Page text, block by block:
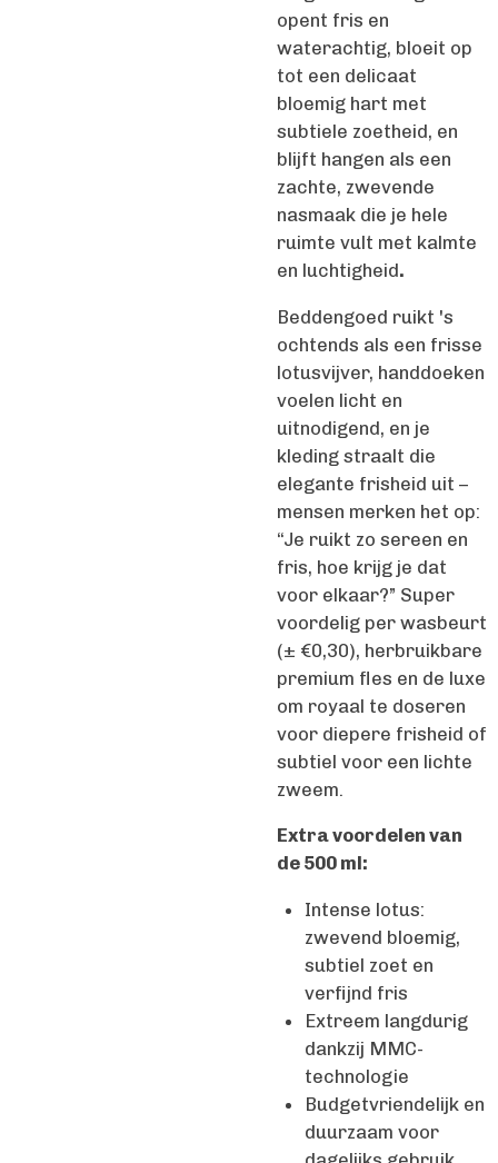
opent fris en
waterachtig, bloeit op
tot een delicaat
bloemig hart met
subtiele zoetheid, en
blijft hangen als een
zachte, zwevende
nasmaak die je hele
ruimte vult met kalmte
en luchtigheid.
Beddengoed ruikt 's
ochtends als een frisse
lotusvijver, handdoeken
voelen licht en
uitnodigend, en je
kleding straalt die
elegante frisheid uit –
mensen merken het op:
“Je ruikt zo sereen en
fris, hoe krijg je dat
voor elkaar?” Super
voordelig per wasbeurt
(± €0,30), herbruikbare
premium fles en de luxe
om royaal te doseren
voor diepere frisheid of
subtiel voor een lichte
zweem.
Extra voordelen van
de 500 ml:
Intense lotus:
zwevend bloemig,
subtiel zoet en
verfijnd fris
Extreem langdurig
dankzij MMC-
technologie
Budgetvriendelijk en
duurzaam voor